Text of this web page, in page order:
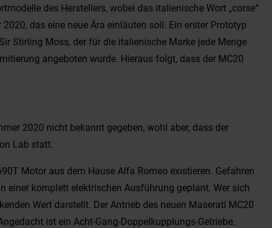
des Herstellers, wobei das italienische Wort „corse“
das eine neue Ära einläuten soll. Ein erster Prototyp
Stirling Moss, der für die italienische Marke jede Menge
angeboten wurde. Hieraus folgt, dass der MC20
2020 nicht bekannt gegeben, wohl aber, dass der
Lab statt.
Motor aus dem Hause Alfa Romeo existieren. Gefahren
komplett elektrischen Ausführung geplant. Wer sich
Wert darstellt. Der Antrieb des neuen Maserati MC20
ist ein Acht-Gang-Doppelkupplungs-Getriebe.